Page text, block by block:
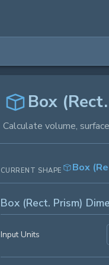
Box
Calculate volume,
CURRENT SHAPE Box
Box (Rect. Prism)
Input Units